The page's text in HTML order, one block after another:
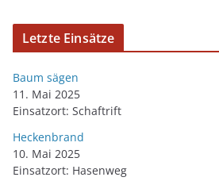
Letzte Einsätze
Baum sägen
11. Mai 2025
Einsatzort: Schaftrift
Heckenbrand
10. Mai 2025
Einsatzort: Hasenweg